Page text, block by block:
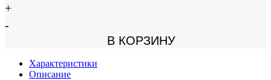
+
-
В КОРЗИНУ
Характеристики
Описание